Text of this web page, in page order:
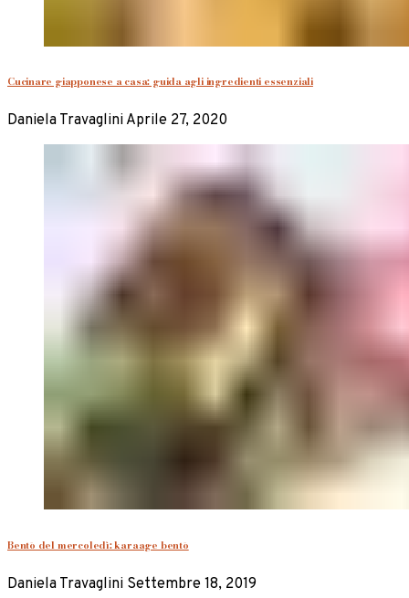
Cucinare giapponese a casa: guida agli ingredienti essenziali
Daniela Travaglini Aprile 27, 2020
Bentō del mercoledì: karaage bentō
Daniela Travaglini Settembre 18, 2019